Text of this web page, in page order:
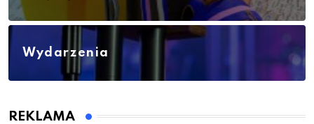
Wydarzenia
REKLAMA